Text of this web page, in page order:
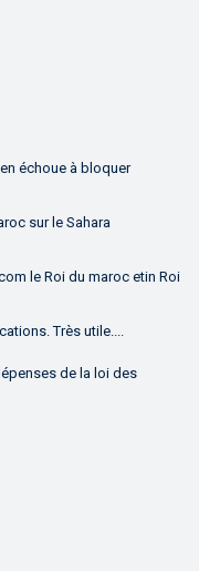
échoue à bloquer
sur le Sahara
le Roi du maroc etin Roi
Très utile....
de la loi des